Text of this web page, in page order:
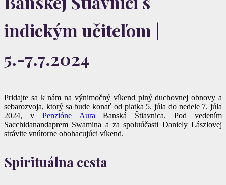
indickým učiteľom |
5.-7.7.2024
Pridajte sa k nám na výnimočný víkend plný duchovnej obnovy a
sebarozvoja, ktorý sa bude konať od piatka 5. júla do nedele 7. júla
2024, v Penzióne Aura Banská Štiavnica. Pod vedením
Sacchidanandaprem Swamina a za spoluúčasti Daniely Lászlovej
strávite vnútorne obohacujúci víkend.
Spirituálna cesta